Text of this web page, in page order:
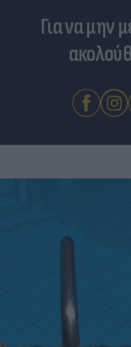
Για να μην